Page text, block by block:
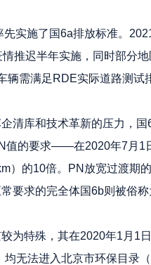
实施了国6a排放标准。
推迟半年实施，同时部分
辆需满足RDE实际道路测试
清库和技术革新的压力，
值的要求——在2020年7月1
）的10倍。PN放宽过渡期
要求的完全体国6b则被俗称
为特殊，其在2020年1月1
均无法进入北京市环保目录